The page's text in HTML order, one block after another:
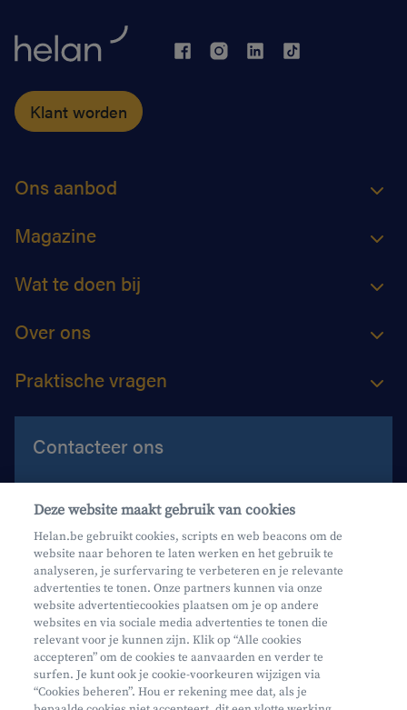
was het meteen raak.
Klant worden
Ons aanbod
Magazine
Wat te doen bij
Over ons
Praktische vragen
Contacteer ons
Contacteer ons
Maak een afspraak
Waar vind je ons?
Mifid
Deze website maakt gebruik van cookies
Helan.be gebruikt cookies, scripts en web beacons om de
website naar behoren te laten werken en het gebruik te
analyseren, je surfervaring te verbeteren en je relevante
advertenties te tonen. Onze partners kunnen via onze
website advertentiecookies plaatsen om je op andere
websites en via sociale media advertenties te tonen die
relevant voor je kunnen zijn. Klik op “Alle cookies
accepteren” om de cookies te aanvaarden en verder te
surfen. Je kunt ook je cookie-voorkeuren wijzigen via
“Cookies beheren”. Hou er rekening mee dat, als je